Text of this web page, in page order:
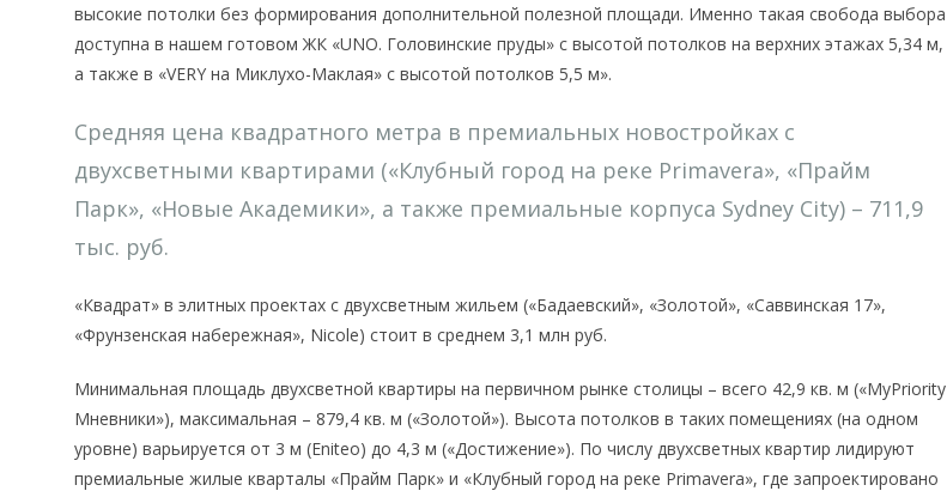
высокие потолки без формирования дополнительной полезной площади. Именно такая свобода выбора
доступна в нашем готовом ЖК «UNO. Головинские пруды» с высотой потолков на верхних этажах 5,34 м,
а также в «VERY на Миклухо-Маклая» с высотой потолков 5,5 м».
Средняя цена квадратного метра в премиальных новостройках с
двухсветными квартирами («Клубный город на реке Primavera», «Прайм
Парк», «Новые Академики», а также премиальные корпуса Sydney City) – 711,9
тыс. руб.
«Квадрат» в элитных проектах с двухсветным жильем («Бадаевский», «Золотой», «Саввинская 17»,
«Фрунзенская набережная», Nicole) стоит в среднем 3,1 млн руб.
Минимальная площадь двухсветной квартиры на первичном рынке столицы – всего 42,9 кв. м («MyPriority
Мневники»), максимальная – 879,4 кв. м («Золотой»). Высота потолков в таких помещениях (на одном
уровне) варьируется от 3 м (Eniteo) до 4,3 м («Достижение»). По числу двухсветных квартир лидируют
премиальные жилые кварталы «Прайм Парк» и «Клубный город на реке Primavera», где запроектировано